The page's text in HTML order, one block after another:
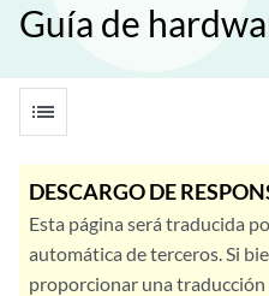
Guía de
list
DESCARGO DE
Esta página será traducida
automática de terceros. Si
proporcionar una